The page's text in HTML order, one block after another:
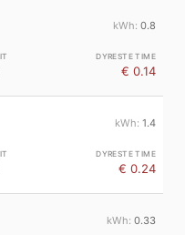
0.8
€ 0.14
1.4
€ 0.24
0.33